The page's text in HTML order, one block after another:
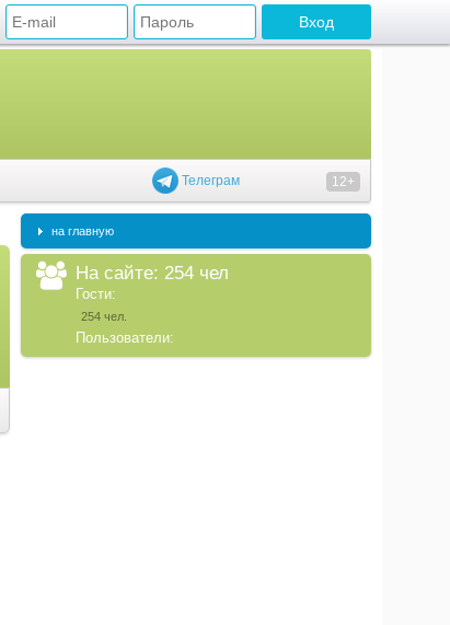
Телеграм 12+
на главную
На сайте: 254 чел
Гости:
254 чел.
Пользователи: